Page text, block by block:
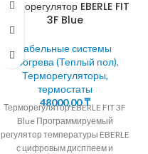
Терморегулятор EBERLE FIT
3F Blue
Кабельные системы
обогрева (Теплый пол),
Терморегуляторы,
термостаты
48000,00₸
Терморегулятор EBERLE FIT 3F
Blue Программируемый
регулятор температуры EBERLE
с цифровым дисплеем и